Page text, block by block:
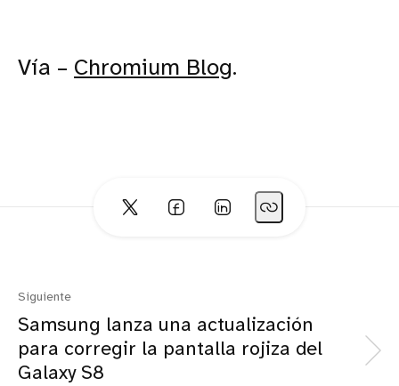
Vía – Chromium Blog.
Siguiente
Samsung lanza una actualización
para corregir la pantalla rojiza del
Galaxy S8